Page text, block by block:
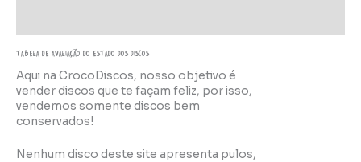
TABELA DE AVALIAÇÃo do estado dos discos
Aqui na CrocoDiscos, nosso objetivo é
vender discos que te façam feliz, por isso,
vendemos somente discos bem
conservados!
Nenhum disco deste site apresenta pulos,